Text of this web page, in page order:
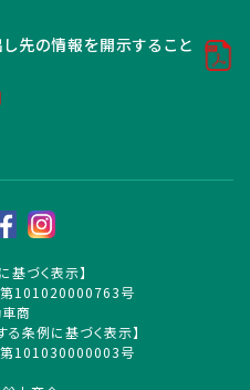
先の情報を開示すること
基づく表示】
101020000763号
商
る条例に基づく表示】
101030000003号